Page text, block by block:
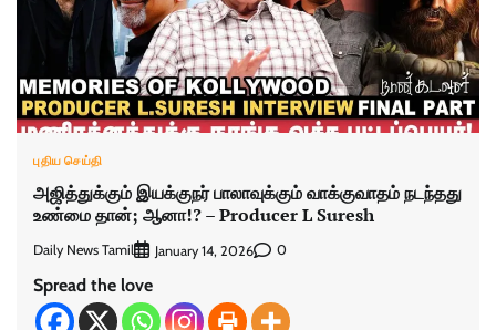
புதிய செய்தி
அஜித்துக்கும் இயக்குநர் பாலாவுக்கும் வாக்குவாதம் நடந்தது
உண்மை தான்; ஆனா!? – Producer L Suresh
Daily News Tamil January 14, 2026 0
Spread the love